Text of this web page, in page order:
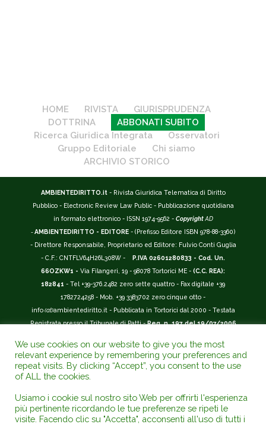
HOME RIVISTA
GIURISPRUDENZA
DOTTRINA
ABBONATI SUBITO
Ricerca Giuridica Integrata
Osservatori
Gruppo Editoriale
Chi siamo
ARCHIVIO STORICO
AMBIENTEDIRITTO.it - Rivista Giuridica Telematica di Diritto
Pubblico - Electronic Review Law Public - Pubblicazione quotidiana
in formato elettronico - ISSN 1974-9562 - Copyright AD
-AMBIENTEDIRITTO - EDITORE - (Prefisso Editore ISBN 978-88-3360)
- Direttore Responsabile, Proprietario ed Editore: Fulvio Conti Guglia
- C.F.: CNTFLV64H26L308W -
P.IVA 02601280833 - Cod. Un.
66OZKW1 - Via Filangeri, 19 - 98078 Tortorici ME - (C.C. REA):
182841 - Tel +39-376.2482 zero sette quattro - Fax digitale +39
1782724258 - Mob. +39 3383702 zero cinque otto -
info(at)ambientediritto.it - Pubblicata in Tortorici dal 2000 - Testata
Registrata presso il Tribunale di Patti -Reg. n. 197 del 19/07/2006
__________
La Rivista Giuridica AMBIENTEDIRITTO.IT ISSN 1974-9562
riconosciuta ed inserita nell'Area 12 - (
Universitario e della Ricerca (D.P.R. n.76/2010). Valutazione della Qualità della
Ricerca (
); Autovalutazione, Valutazione periodica, Accreditamento ( AVA );
We use cookies on our website to give you the most
relevant experience by remembering your preferences and
repeat visits. By clicking “Accept”, you consent to the use
of ALL the cookies.
Usiamo i cookie sul nostro sito Web per offrirti l'esperienza
più pertinente ricordando le tue preferenze se ripeti le
visite. Facendo clic su "Accetta", acconsenti all'uso di tutti i